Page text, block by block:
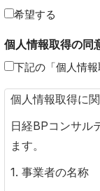
希望する
個人情報取得の同
下記の「個人情
個人情報取得に
日経BPコンサル
ます。
1. 事業者の名称